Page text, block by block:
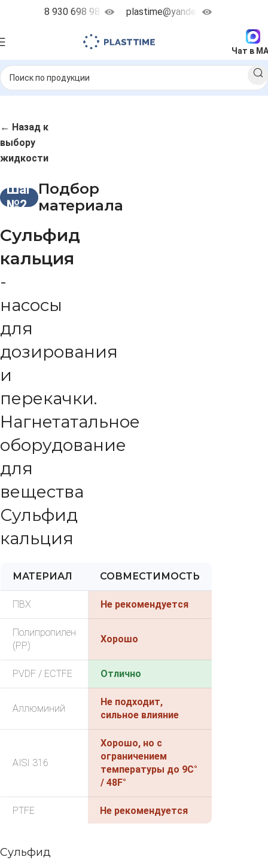
8 930 698 98 38 plastime@yandex.ru
Чат в
← Назад к
выбору
жидкости
Шаг
№2
Подбор
материала
Сульфид
кальция
-
насосы
для
дозирования
и
перекачки.
Нагнетатальное
оборудование
для
вещества
Сульфид
кальция
МАТЕРИАЛ СОВМЕСТИМОСТЬ
ПВХ Не рекомендуется
Полипропилен
(PP)
Хорошо
PVDF / ECTFE Отлично
Аллюминий
Не подходит,
сильное влияние
AISI 316
Хорошо, но с
ограничением
температуры до 9C°
/ 48F°
PTFE Не рекомендуется
Сульфид